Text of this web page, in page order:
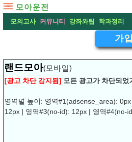
모아운전
모의고사 커뮤니티 강좌와팁 학과정리
랜드모아(모바일)
[광고 차단 감지됨] 모든 광고가 차단되
영역별 높이: 영역#1(adsense_area):
12px | 영역#3(no-id): 12px | 영역#4(no-
가
▽출석체크입니다
URL복사
▶